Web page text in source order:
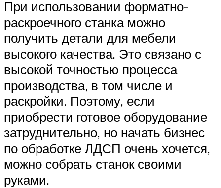
При использовании форматно-
раскроечного станка можно
получить детали для мебели
высокого качества. Это связано с
высокой точностью процесса
производства, в том числе и
раскройки. Поэтому, если
приобрести готовое оборудование
затруднительно, но начать бизнес
по обработке ЛДСП очень хочется,
можно собрать станок своими
руками.